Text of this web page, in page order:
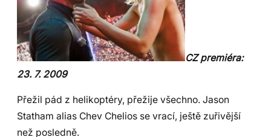
CZ premiéra:
23. 7. 2009
Přežil pád z helikoptéry, přežije všechno. Jason
Statham alias Chev Chelios se vrací, ještě zuřivější
než posledně.